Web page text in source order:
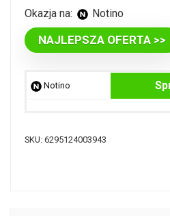
Okazja na: Notino
NAJLEPSZA OFERTA >>
Notino
SKU: 6295124003943